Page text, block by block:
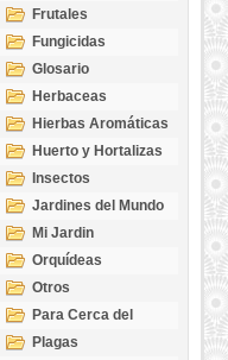
Frutales
Fungicidas
Glosario
Herbaceas
Hierbas Aromáticas
Huerto y Hortalizas
Insectos
Jardines del Mundo
Mi Jardin
Orquídeas
Otros
Para Cerca del
Estanque
Plagas